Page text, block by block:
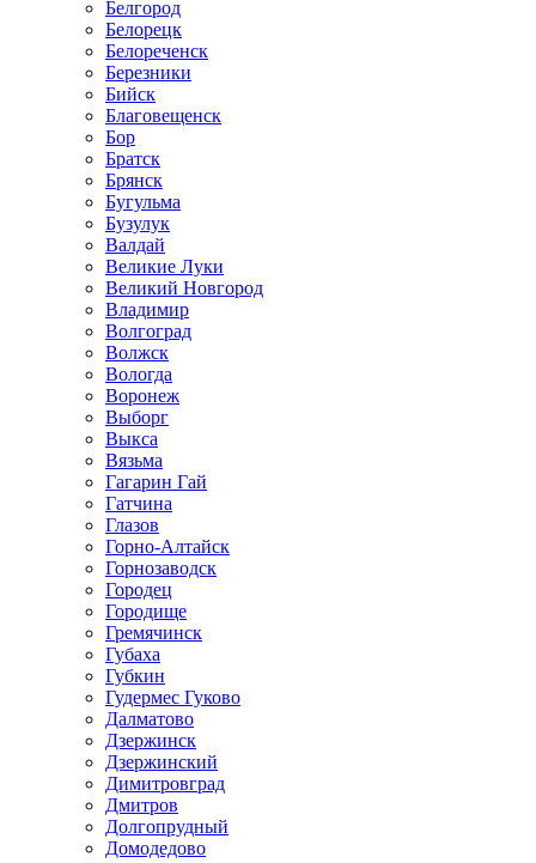
Белгород
Белорецк
Белореченск
Березники
Бийск
Благовещенск
Бор
Братск
Брянск
Бугульма
Бузулук
Валдай
Великие Луки
Великий Новгород
Владимир
Волгоград
Волжск
Вологда
Воронеж
Выборг
Выкса
Вязьма
Гагарин Гай
Гатчина
Глазов
Горно-Алтайск
Горнозаводск
Городец
Городище
Гремячинск
Губаха
Губкин
Гудермес Гуково
Далматово
Дзержинск
Дзержинский
Димитровград
Дмитров
Долгопрудный
Домодедово